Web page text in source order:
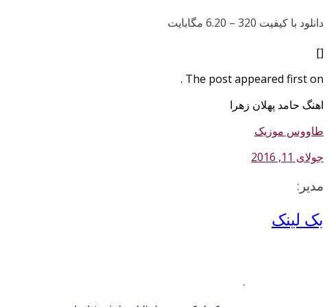
دانلود با کیفیت 320 –
6.20 مگابایت
[]
The post appeared first on .
اهنگ حامد پهلان زهرا
طاووس موزیک
جولای 11, 2016
مدیر:
بک لینک
.